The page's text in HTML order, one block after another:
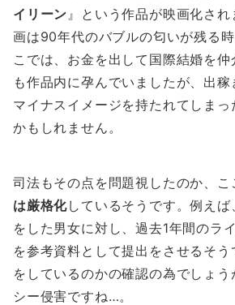
イリーン』という作品が映画化さ
画は90年代のバブルの匂いが残る
こでは、お金を出して国際結婚を
も作品内に孕んでいましたが、出
マイナスイメージを持たれてしまっ
かもしれません。
司法もその点を問題視したのか、こ
は厳格化しているそうです。例え
をした男女に対し、過去1年間のラ
を参考資料として提出をさせるそ
をしているのかの確認の為でしょ
シー侵害ですね…。